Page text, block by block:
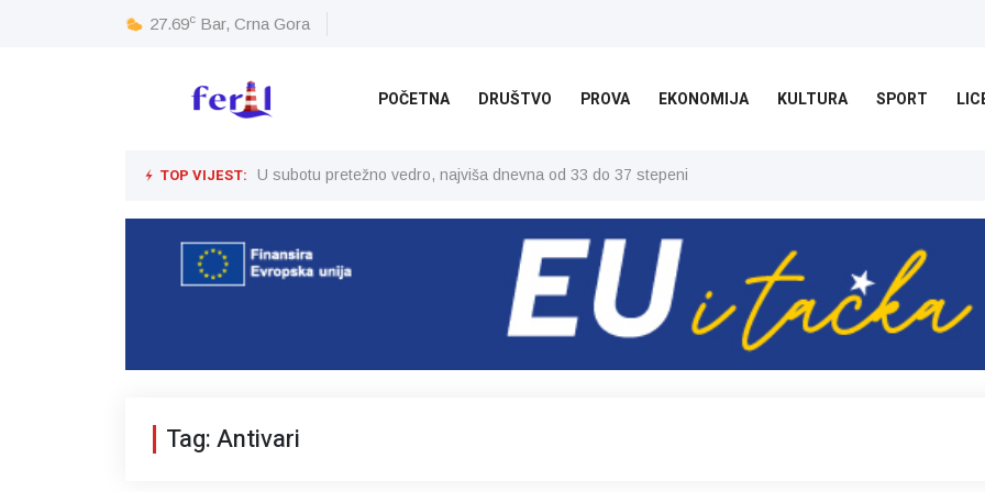
27.69c Bar, Crna Gora
POČETNA DRUŠTVO PROVA EKONOMIJA KULTURA SPORT
TOP VIJEST: U subotu pretežno vedro, najviša dnevna od 33 do 37 stepeni
Tag: Antivari